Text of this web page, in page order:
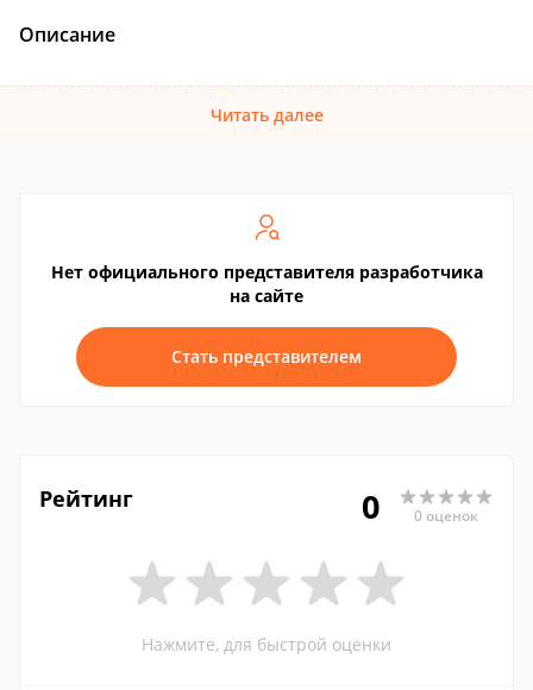
Описание
Читать далее
Нет официального представителя разработчика
на сайте
Стать представителем
Рейтинг 0 0 оценок
Нажмите, для быстрой оценки